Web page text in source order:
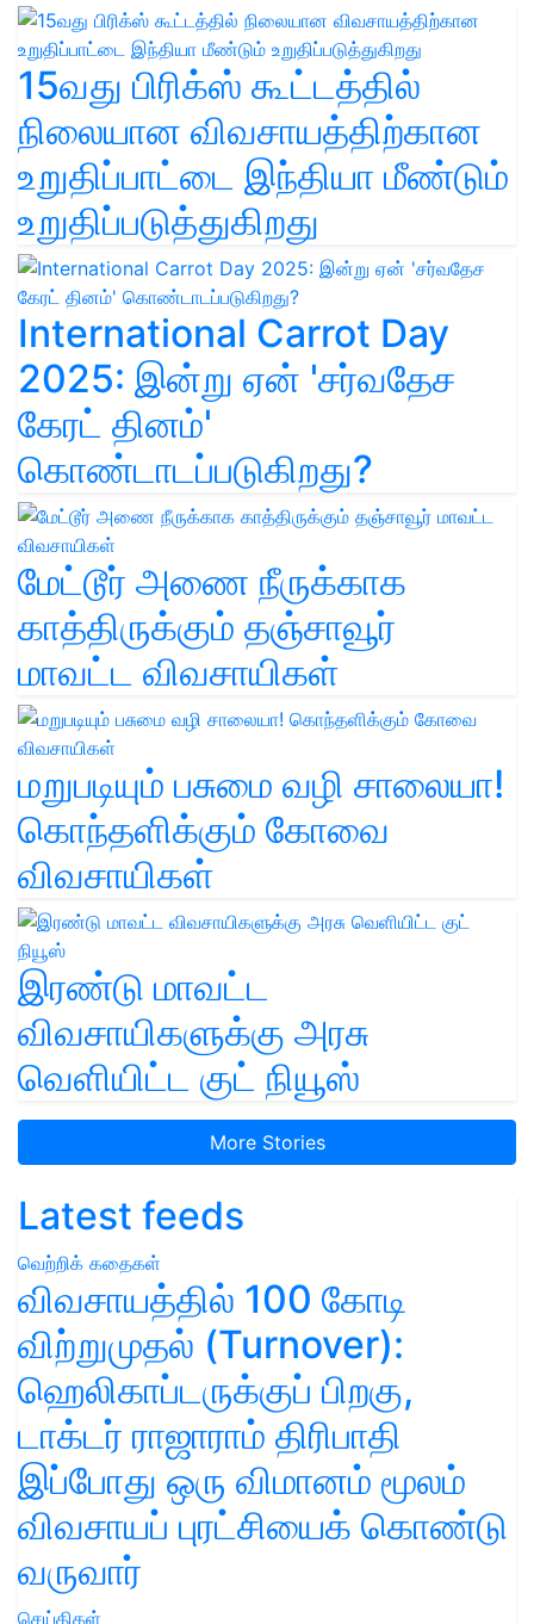
15வது பிரிக்ஸ் கூட்டத்தில்
நிலையான விவசாயத்திற்கான
உறுதிப்பாட்டை இந்தியா மீண்டும்
உறுதிப்படுத்துகிறது
International Carrot Day
2025: இன்று ஏன் 'சர்வதேச
கேரட் தினம்'
கொண்டாடப்படுகிறது?
மேட்டூர் அணை நீருக்காக
காத்திருக்கும் தஞ்சாவூர்
மாவட்ட விவசாயிகள்
மறுபடியும் பசுமை வழி சாலையா!
கொந்தளிக்கும் கோவை
விவசாயிகள்
இரண்டு மாவட்ட
விவசாயிகளுக்கு அரசு
வெளியிட்ட குட் நியூஸ்
More Stories
Latest feeds
வெற்றிக் கதைகள்
விவசாயத்தில் 100 கோடி
விற்றுமுதல் (Turnover):
ஹெலிகாப்டருக்குப் பிறகு,
டாக்டர் ராஜாராம் திரிபாதி
இப்போது ஒரு விமானம் மூலம்
விவசாயப் புரட்சியைக் கொண்டு
வருவார்
செய்திகள்